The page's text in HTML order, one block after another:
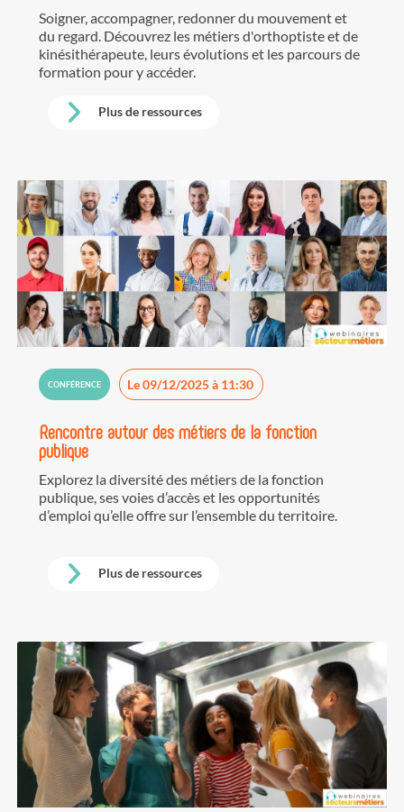
Soigner, accompagner, redonner du mouvement et
du regard. Découvrez les métiers d'orthoptiste et de
kinésithérapeute, leurs évolutions et les parcours de
formation pour y accéder.
Plus de ressources
CONFÉRENCE Le 09/12/2025 à 11:30
Rencontre autour des métiers de la fonction
publique
Explorez la diversité des métiers de la fonction
publique, ses voies d’accès et les opportunités
d’emploi qu’elle offre sur l’ensemble du territoire.
Plus de ressources